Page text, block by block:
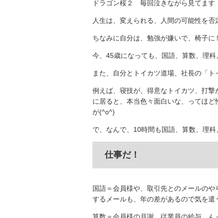
ドラゴン桜２ 毎回泣きながら見て
人生は、変えられる、人間の可能性を否
ちなみに自分は、勉強が嫌いで、椅子
今、45歳になっても、国語、算数、理
また、自分とトイカツ道場、社長の「
例えば、寝技が、得意なトイカツ、
に居ると、本当色々面白いな、ってほ
が(^o^)
で、なんで、10時間も国語、算数、理
仕事だ！
国語＝会員様や、取引先とのメールの
するメールも、年の差があるので気を